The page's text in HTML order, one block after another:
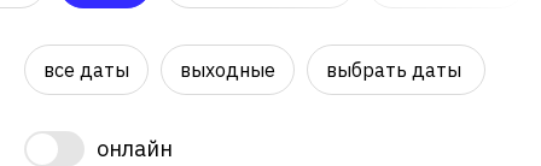
все даты выходные выбрать даты
онлайн